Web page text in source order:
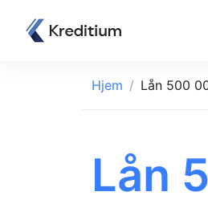
Hjem Lån 500
Lån